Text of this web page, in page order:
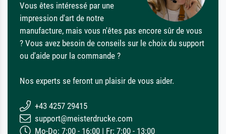
Vous êtes intéressé par une
impression d'art de notre
manufacture, mais vous n'êtes pas encore sûr de vous
? Vous avez besoin de conseils sur le choix du support
ou d'aide pour la commande ?
Nos experts se feront un plaisir de vous aider.
+43 4257 29415
support@meisterdrucke.com
Mo-Do: 7:00 - 16:00 | Fr: 7:00 - 13:00